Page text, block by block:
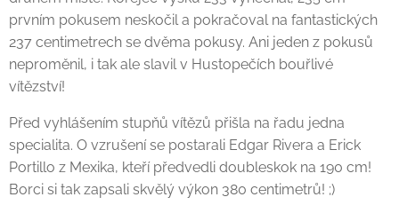
prvním pokusem neskočil a pokračoval na fantastických
237 centimetrech se dvěma pokusy. Ani jeden z pokusů
neproměnil, i tak ale slavil v Hustopečích bouřlivé
vítězství!
Před vyhlášením stupňů vítězů přišla na řadu jedna
specialita. O vzrušení se postarali Edgar Rivera a Erick
Portillo z Mexika, kteří předvedli doubleskok na 190 cm!
Borci si tak zapsali skvělý výkon 380 centimetrů! ;)